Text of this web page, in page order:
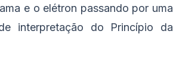
e o elétron passando por uma
interpretação do Princípio da